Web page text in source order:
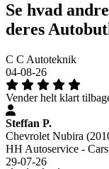
Se hvad
deres
C C Autoteknik
04-08-26
Vender helt klart
Steffan P.
Chevrolet Nubira
HH Autoservice -
29-07-26